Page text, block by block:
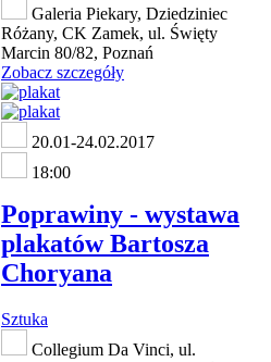
Galeria Piekary, Dziedziniec
Różany, CK Zamek, ul. Święty
Marcin 80/82, Poznań
Zobacz szczegóły
20.01-24.02.2017
18:00
Poprawiny - wystawa
plakatów Bartosza
Choryana
Sztuka
Collegium Da Vinci, ul.